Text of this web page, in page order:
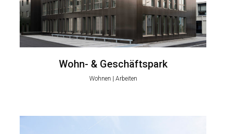
Wohn- & Geschäftspark
Wohnen | Arbeiten